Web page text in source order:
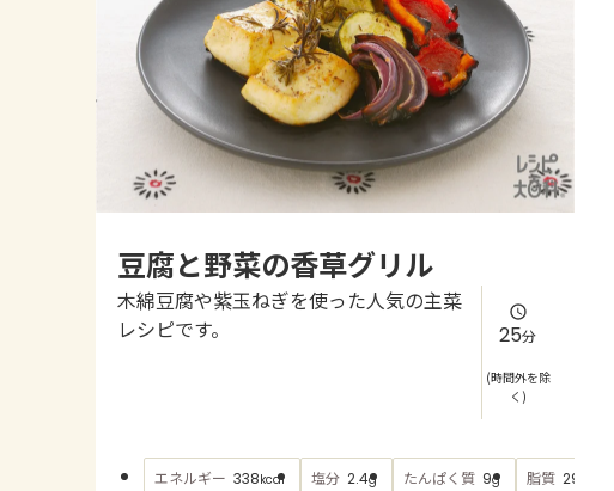
豆腐と野菜の香草グリル
木綿豆腐や紫玉ねぎを使った人気の主菜
レシピです。
25分
(時間外を除
く)
エネルギー 338kcal 塩分 2.4g たんぱく質 9g 脂質 29.2